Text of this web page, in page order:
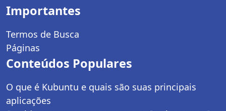
Importantes
Termos de Busca
Páginas
Conteúdos Populares
O que é Kubuntu e quais são suas principais
aplicações